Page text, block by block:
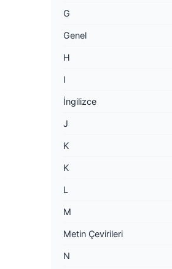
G
Genel
H
I
İngilizce
J
K
K
L
M
Metin Çevirileri
N